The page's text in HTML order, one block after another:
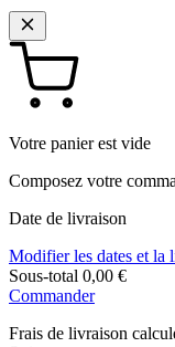
Votre panier est vide
Composez votre
Date de livraison
Modifier les dates et
Sous-total 0,00 €
Commander
Frais de livraison